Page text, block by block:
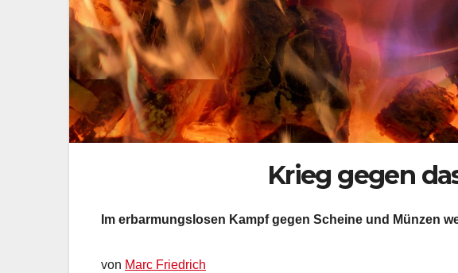
Krieg gegen
Im erbarmungslosen Kampf gegen Scheine und Münzen
von Marc Friedrich